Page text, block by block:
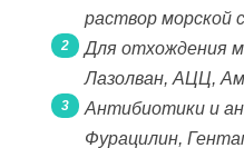
раствор морской
Для отхождения
Лазолван, АЦЦ,
Антибиотики и
Фурацилин,